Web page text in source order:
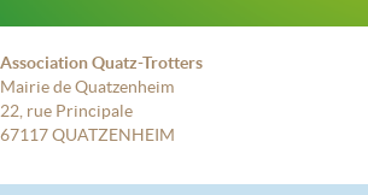
Association Quatz-Trotters
Mairie de Quatzenheim
22, rue Principale
67117 QUATZENHEIM